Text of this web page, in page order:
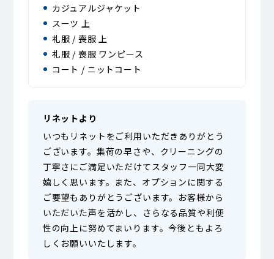
カジュアルジャケット
スーツ 上
礼服 / 喪服 上
礼服 / 喪服 ワンピース
コート / ニットコート
リネットより
いつもリネットをご利用いただきありがとう
ございます。集荷の早さや、クリーニングの
丁寧さにご満足いただけてスタッフ一同大変
嬉しく思います。また、オプションに関する
ご要望もありがとうございます。お客様から
いただいた声を活かし、さらなる品質や利便
性の向上に努めてまいります。今後ともよろ
しくお願いいたします。